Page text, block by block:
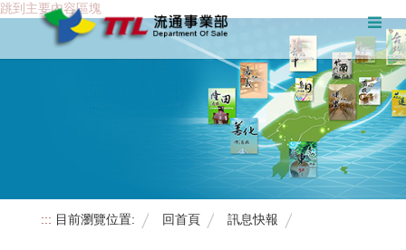
跳到主要內容區塊
::: 目前瀏覽位置: 回首頁 訊息快報